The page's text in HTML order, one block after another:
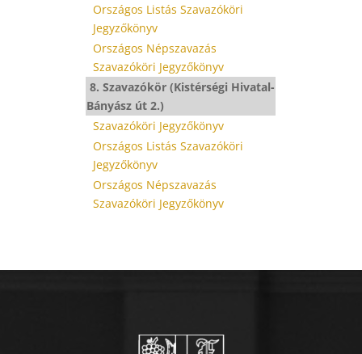
Országos Listás Szavazóköri
Jegyzőkönyv
Országos Népszavazás
Szavazóköri Jegyzőkönyv
8. Szavazókör (Kistérségi Hivatal-
Bányász út 2.)
Szavazóköri Jegyzőkönyv
Országos Listás Szavazóköri
Jegyzőkönyv
Országos Népszavazás
Szavazóköri Jegyzőkönyv